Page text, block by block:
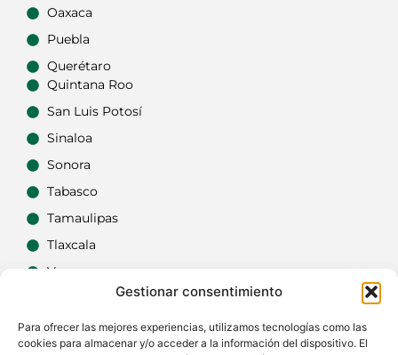
Gestionar consentimiento
Para ofrecer las mejores experiencias, utilizamos tecnologías como las
cookies para almacenar y/o acceder a la información del dispositivo. El
Oaxaca
Puebla
Querétaro
Quintana Roo
San Luis Potosí
Sinaloa
Sonora
Tabasco
Tamaulipas
Tlaxcala
Veracruz
Zacatecas